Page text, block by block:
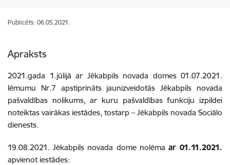
Publicēts: 06.05.2021.
Apraksts
2021.gada 1.jūlijā ar Jēkabpils novada domes 01.07.2021.
lēmumu Nr.7 apstiprināts jaunizveidotās Jēkabpils novada
pašvaldības nolikums, ar kuru pašvaldības funkciju izpildei
noteiktas vairākas iestādes, tostarp – Jēkabpils novada Sociālo
dienests.
19.08.2021. Jēkabpils novada dome nolēma ar 01.11.2021.
apvienot iestādes: